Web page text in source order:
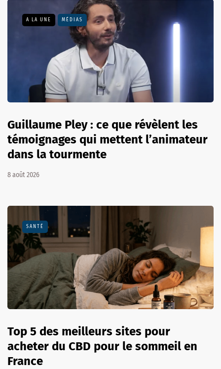
A LA UNE MÉDIAS
Guillaume Pley : ce que révèlent les
témoignages qui mettent l’animateur
dans la tourmente
8 août 2026
SANTÉ
Top 5 des meilleurs sites pour
acheter du CBD pour le sommeil en
France